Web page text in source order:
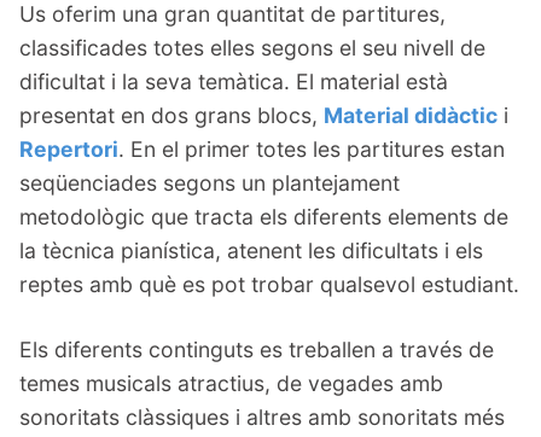
Us oferim una gran quantitat de partitures,
classificades totes elles segons el seu nivell de
dificultat i la seva temàtica. El material està
presentat en dos grans blocs, Material didàctic i
Repertori. En el primer totes les partitures estan
seqüenciades segons un plantejament
metodològic que tracta els diferents elements de
la tècnica pianística, atenent les dificultats i els
reptes amb què es pot trobar qualsevol estudiant.
Els diferents continguts es treballen a través de
temes musicals atractius, de vegades amb
sonoritats clàssiques i altres amb sonoritats més